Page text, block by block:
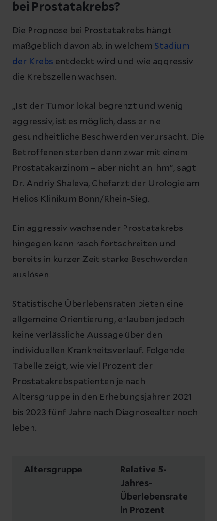
bei Prostatakrebs?
Die Prognose bei Prostatakrebs hängt
maßgeblich davon ab, in welchem Stadium
der Krebs entdeckt wird und wie aggressiv
die Krebszellen wachsen.
„Ist der Tumor lokal begrenzt und wenig
aggressiv, ist es möglich, dass er nie
gesundheitliche Beschwerden verursacht. Die
Betroffenen sterben dann zwar mit einem
Prostatakarzinom – aber nicht an ihm“, sagt
Dr. Andriy Shaleva, Chefarzt der Urologie am
Helios Klinikum Bonn/Rhein-Sieg.
Ein aggressiv wachsender Prostatakrebs
hingegen kann rasch fortschreiten und
bereits in kurzer Zeit starke Beschwerden
auslösen.
Statistische Überlebensraten bieten eine
allgemeine Orientierung, erlauben jedoch
keine verlässliche Aussage über den
individuellen Krankheitsverlauf. Folgende
Tabelle zeigt, wie viel Prozent der
Prostatakrebspatienten je nach
Altersgruppe in den Erhebungsjahren 2021
bis 2023 fünf Jahre nach Diagnosealter noch
leben.
Altersgruppe
Relative 5-
Jahres-
Überlebensrate
in Prozent